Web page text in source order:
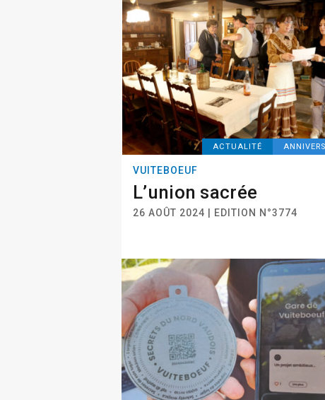
ACTUALITÉ
VUITEBOEUF
L’union sacrée
26 AOÛT 2024 | EDITION N°3774